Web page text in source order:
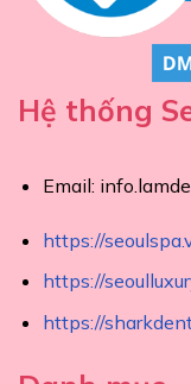
Hệ thống
Email:
https://
https://
https://